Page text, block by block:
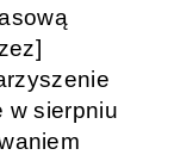
w sierpniu